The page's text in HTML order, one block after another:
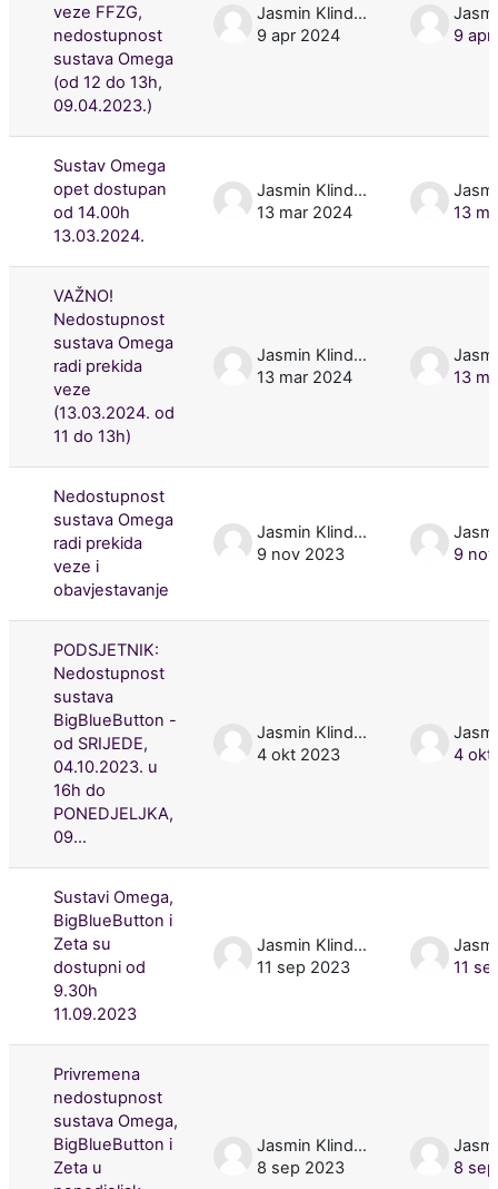
veze FFZG,
nedostupnost
sustava Omega
(od 12 do 13h,
09.04.2023.)
Jasmin Klindžić
9 apr 2024
9 apr
Sustav Omega
opet dostupan
od 14.00h
13.03.2024.
Jasmin Klindžić
13 mar 2024
13
VAŽNO!
Nedostupnost
sustava Omega
radi prekida
veze
(13.03.2024. od
11 do 13h)
Jasmin Klindžić
13 mar 2024
13
Nedostupnost
sustava Omega
radi prekida
veze i
obavjestavanje
Jasmin Klindžić
9 nov 2023
9
PODSJETNIK:
Nedostupnost
sustava
BigBlueButton -
od SRIJEDE,
04.10.2023. u
16h do
PONEDJELJKA,
09...
Jasmin Klindžić
4 okt 2023
4 okt
Sustavi Omega,
BigBlueButton i
Zeta su
dostupni od
9.30h
11.09.2023
Jasmin Klindžić
11 sep 2023
11
Privremena
nedostupnost
sustava Omega,
BigBlueButton i
Zeta u
Jasmin Klindžić
8 sep 2023
8